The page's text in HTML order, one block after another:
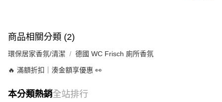
商品相關分類 (2)
環保居家香氛/清潔 德國 WC Frisch 廁所香氛
🔥 滿額折扣｜湊金額享優惠 👀
本分類熱銷全站排行